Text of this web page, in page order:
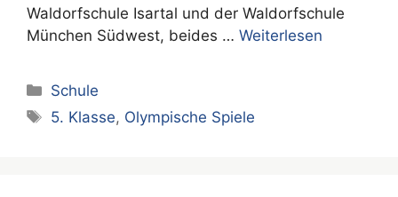
Waldorfschule Isartal und der Waldorfschule
München Südwest, beides … Weiterlesen
Kategorien
Schule
Schlagwörter
5. Klasse, Olympische Spiele